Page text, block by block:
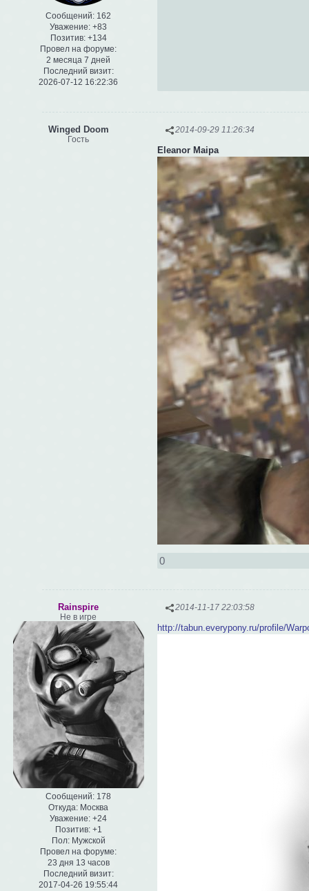
Сообщений: 162
Уважение: +83
Позитив: +134
Провел на форуме:
2 месяца 7 дней
Последний визит:
2026-07-12 16:22:36
2014-09-29 11:26:34
Winged Doom
Гость
Eleanor Maipa
0
2014-11-17 22:03:58
Rainspire
Не в игре
Сообщений: 178
Откуда: Москва
Уважение: +24
Позитив: +1
Пол: Мужской
Провел на форуме:
23 дня 13 часов
Последний визит:
2017-04-26 19:55:44
http://tabun.everypony.ru/profile/